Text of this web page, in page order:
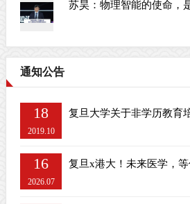
苏昊：物理智能的使命，
通知公告
18
2019.10
复旦大学关于非学历教育
16
2026.07
复旦x港大！未来医学，